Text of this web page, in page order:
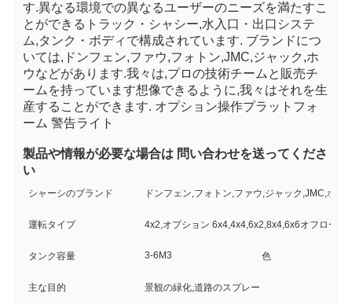
す.異なる環境での異なるユーザーのニーズを満たすこ
とができるトラック・シャシー,水入口・出口システ
ム,タンク・ボディで構成されています. ブランドにつ
いては,ドンフェン,ファウ,フォトン,JMC,ジャック,ホ
ウなどがあります.我々は,プロの技術チームと販売チ
ームを持っています想像できるように,我々はそれを生
産することができます. オプション操作プラットフォ
ーム 警告ライト
製品や情報が必要な場合は 問い合わせを送ってくださ
い
シャーシのブランド ドンフェン,フォトン,ファウ,ジャック,JMC,ホウ
運転タイプ 4x2,オプション 6x4,4x4,6x2,8x4,6x6オフロード
タンク容量 3-6M3 色
主な目的 景観の緑化,道路のスプレー